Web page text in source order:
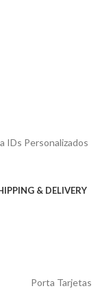
IDs Personalizados
& DELIVERY
Porta Tarjetas